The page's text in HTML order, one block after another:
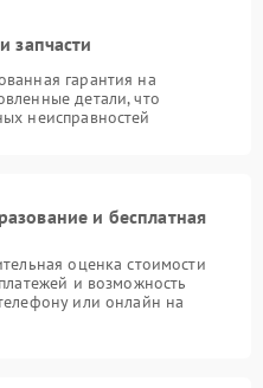
запчасти
гарантия на
детали, что
неисправностей
и бесплатная
оценка стоимости
и возможность
или онлайн на